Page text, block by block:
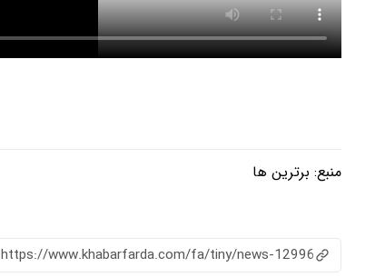
منبع: برترین ها
https://www.khabarfarda.com/fa/tiny/news-12996